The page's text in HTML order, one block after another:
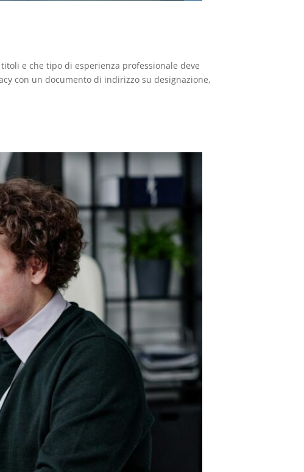
e che tipo di esperienza professionale deve
con un documento di indirizzo su designazione,